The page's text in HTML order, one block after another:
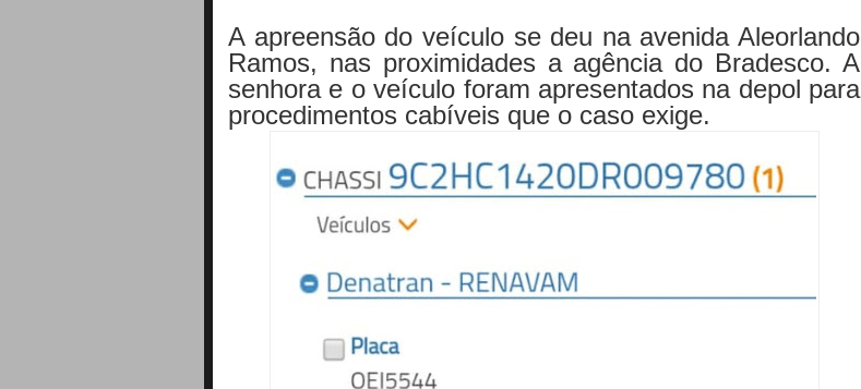
A apreensão do veículo se deu na avenida Aleorlando
Ramos, nas proximidades a agência do Bradesco. A
senhora e o veículo foram apresentados na depol para
procedimentos cabíveis que o caso exige.